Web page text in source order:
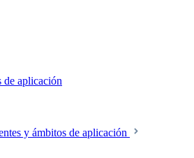
de aplicación
y ámbitos de aplicación